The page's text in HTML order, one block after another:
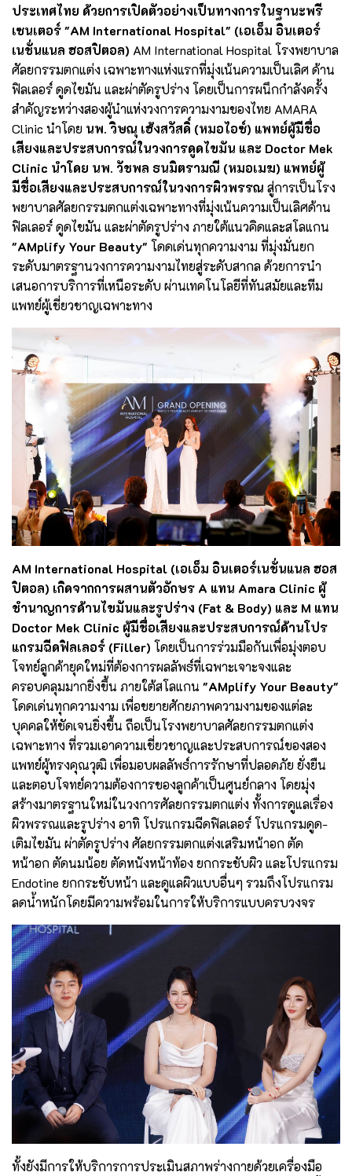
ประเทศไทย ด้วยการเปิดตัวอย่างเป็นทางการในฐานะพรี
เซนเตอร์ "AM International Hospital" (เอเอ็ม อินเตอร์
เนชั่นแนล ฮอสปิตอล) AM International Hospital โรงพยาบาล
ศัลยกรรมตกแต่ง เฉพาะทางแห่งแรกที่มุ่งเน้นความเป็นเลิศ ด้าน
ฟิลเลอร์ ดูดไขมัน และผ่าตัดรูปร่าง โดยเป็นการผนึกกำลังครั้ง
สำคัญระหว่างสองผู้นำแห่งวงการความงามของไทย AMARA
Clinic นำโดย นพ. วิษณุ เฮ้งสวัสดิ์ (หมอไอซ์) แพทย์ผู้มีชื่อ
เสียงและประสบการณ์ในวงการดูดไขมัน และ Doctor Mek
Clinic นำโดย นพ. วัชพล ธนมิตรามณี (หมอเมฆ) แพทย์ผู้
มีชื่อเสียงและประสบการณ์ในวงการผิวพรรณ สู่การเป็นโรง
พยาบาลศัลยกรรมตกแต่งเฉพาะทางที่มุ่งเน้นความเป็นเลิศด้าน
ฟิลเลอร์ ดูดไขมัน และผ่าตัดรูปร่าง ภายใต้แนวคิดและสโลแกน
"AMplify Your Beauty" โดดเด่นทุกความงาม ที่มุ่งมั่นยก
ระดับมาตรฐานวงการความงามไทยสู่ระดับสากล ด้วยการนำ
เสนอการบริการที่เหนือระดับ ผ่านเทคโนโลยีที่ทันสมัยและทีม
แพทย์ผู้เชี่ยวชาญเฉพาะทาง
AM International Hospital (เอเอ็ม อินเตอร์เนชั่นแนล ฮอส
ปิตอล) เกิดจากการผสานตัวอักษร A แทน Amara Clinic ผู้
ชำนาญการด้านไขมันและรูปร่าง (Fat & Body) และ M แทน
Doctor Mek Clinic ผู้มีชื่อเสียงและประสบการณ์ด้านโปร
แกรมฉีดฟิลเลอร์ (Filler) โดยเป็นการร่วมมือกันเพื่อมุ่งตอบ
โจทย์ลูกค้ายุคใหม่ที่ต้องการผลลัพธ์ที่เฉพาะเจาะจงและ
ครอบคลุมมากยิ่งขึ้น ภายใต้สโลแกน "AMplify Your Beauty"
โดดเด่นทุกความงาม เพื่อขยายศักยภาพความงามของแต่ละ
บุคคลให้ชัดเจนยิ่งขึ้น ถือเป็นโรงพยาบาลศัลยกรรมตกแต่ง
เฉพาะทาง ที่รวมเอาความเชี่ยวชาญและประสบการณ์ของสอง
แพทย์ผู้ทรงคุณวุฒิ เพื่อมอบผลลัพธ์การรักษาที่ปลอดภัย ยั่งยืน
และตอบโจทย์ความต้องการของลูกค้าเป็นศูนย์กลาง โดยมุ่ง
สร้างมาตรฐานใหม่ในวงการศัลยกรรมตกแต่ง ทั้งการดูแลเรื่อง
ผิวพรรณและรูปร่าง อาทิ โปรแกรมฉีดฟิลเลอร์ โปรแกรมดูด-
เติมไขมัน ผ่าตัดรูปร่าง ศัลยกรรมตกแต่งเสริมหน้าอก ตัด
หน้าอก ตัดนมน้อย ตัดหนังหน้าท้อง ยกกระชับผิว และโปรแกรม
Endotine ยกกระชับหน้า และดูแลผิวแบบอื่นๆ รวมถึงโปรแกรม
ลดน้ำหนักโดยมีความพร้อมในการให้บริการแบบครบวงจร
ทั้งยังมีการให้บริการการประเมินสภาพร่างกายด้วยเครื่องมือ